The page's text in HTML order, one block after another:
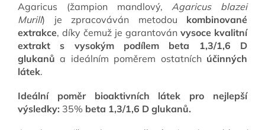
Agaricus (žampion mandlový,
Agaricus blazei
Murill) je zpracováván metodou
kombinované
extrakce, díky čemuž je garantován vysoce kvalitní
extrakt s vysokým podílem beta 1,3/1,6 D
glukanů a ideálním poměrem ostatních účinných
látek.
Ideální poměr bioaktivních látek pro nejlepší
výsledky: 35% beta 1,3/1,6 D glukanů.